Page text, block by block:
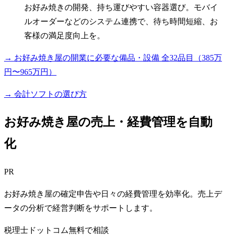
お好み焼きの開発、持ち運びやすい容器選び。モバイ
ルオーダーなどのシステム連携で、待ち時間短縮、お
客様の満足度向上を。
→ お好み焼き屋の開業に必要な備品・設備 全32品目（385万
円〜965万円）
→ 会計ソフトの選び方
お好み焼き屋の売上・経費管理を自動
化
PR
お好み焼き屋の確定申告や日々の経費管理を効率化。売上デ
ータの分析で経営判断をサポートします。
税理士ドットコム無料で相談